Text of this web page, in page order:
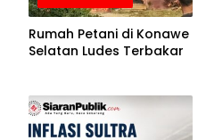
Rumah Petani di Konawe
Selatan Ludes Terbakar